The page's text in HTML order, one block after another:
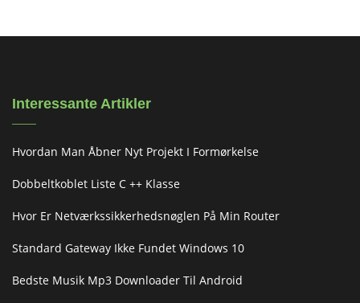
Interessante Artikler
Hvordan Man Åbner Nyt Projekt I Formørkelse
Dobbeltkoblet Liste C ++ Klasse
Hvor Er Netværkssikkerhedsnøglen På Min Router
Standard Gateway Ikke Fundet Windows 10
Bedste Musik Mp3 Downloader Til Android